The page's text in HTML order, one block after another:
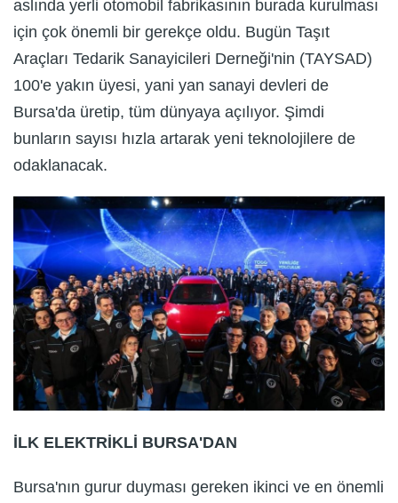
aslında yerli otomobil fabrikasının burada kurulması
için çok önemli bir gerekçe oldu. Bugün Taşıt
Araçları Tedarik Sanayicileri Derneği'nin (TAYSAD)
100'e yakın üyesi, yani yan sanayi devleri de
Bursa'da üretip, tüm dünyaya açılıyor. Şimdi
bunların sayısı hızla artarak yeni teknolojilere de
odaklanacak.
İLK ELEKTRİKLİ BURSA'DAN
Bursa'nın gurur duyması gereken ikinci ve en önemli